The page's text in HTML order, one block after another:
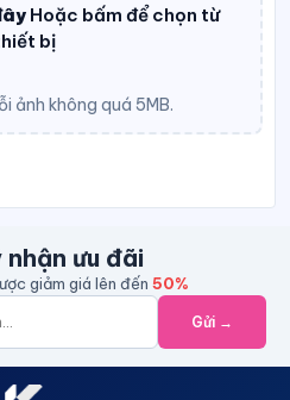
Hoặc bấm để chọn từ
bị
ảnh không quá 5MB.
ưu đãi
giảm giá lên đến 50%
Gửi →